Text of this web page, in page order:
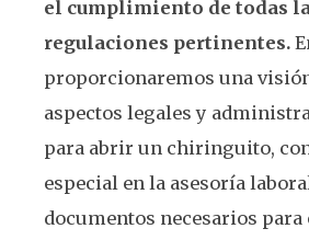
el cumplimiento de todas
regulaciones pertinentes.
proporcionaremos una
aspectos legales y
para abrir un chiringuito,
especial en la asesoría
documentos necesarios para